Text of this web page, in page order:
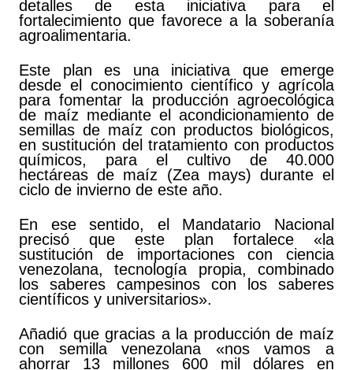
detalles de esta iniciativa para el
fortalecimiento que favorece a la soberanía
agroalimentaria.
Este plan es una iniciativa que emerge
desde el conocimiento científico y agrícola
para fomentar la producción agroecológica
de maíz mediante el acondicionamiento de
semillas de maíz con productos biológicos,
en sustitución del tratamiento con productos
químicos, para el cultivo de 40.000
hectáreas de maíz (Zea mays) durante el
ciclo de invierno de este año.
En ese sentido, el Mandatario Nacional
precisó que este plan fortalece «la
sustitución de importaciones con ciencia
venezolana, tecnología propia, combinado
los saberes campesinos con los saberes
científicos y universitarios».
Añadió que gracias a la producción de maíz
con semilla venezolana «nos vamos a
ahorrar 13 millones 600 mil dólares en